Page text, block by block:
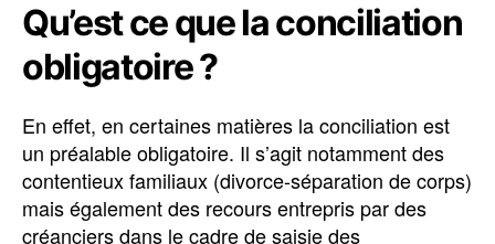
Qu’est ce que la conciliation
obligatoire ?
En effet, en certaines matières la conciliation est
un préalable obligatoire. Il s’agit notamment des
contentieux familiaux (divorce-séparation de corps)
mais également des recours entrepris par des
créanciers dans le cadre de saisie des